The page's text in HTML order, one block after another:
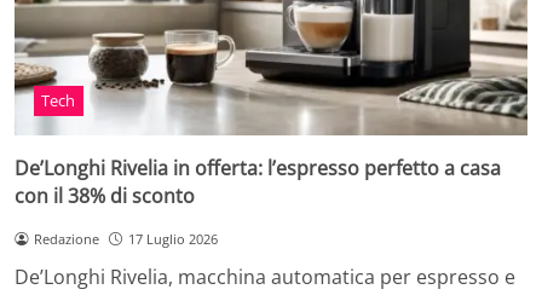
Tech
De’Longhi Rivelia in offerta: l’espresso perfetto a casa
con il 38% di sconto
Redazione 17 Luglio 2026
De’Longhi Rivelia, macchina automatica per espresso e